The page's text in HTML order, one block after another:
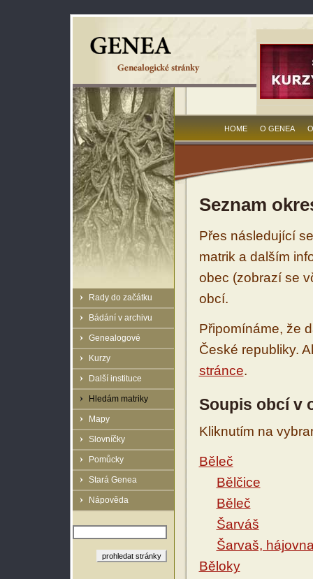
Rady do začátku
Bádání v archivu
Genealogové
Kurzy
Další instituce
Hledám matriky
Mapy
Slovníčky
Pomůcky
Stará Genea
Nápověda
HOME O GENEA
Seznam
Přes následující
matrik a dalším
obec (zobrazí se
obcí.
Připomínáme, že
České republiky.
stránce.
Soupis obcí v
Kliknutím na
Běleč
Bělčice
Běleč
Šarváš
Šarvaš,
Běloky